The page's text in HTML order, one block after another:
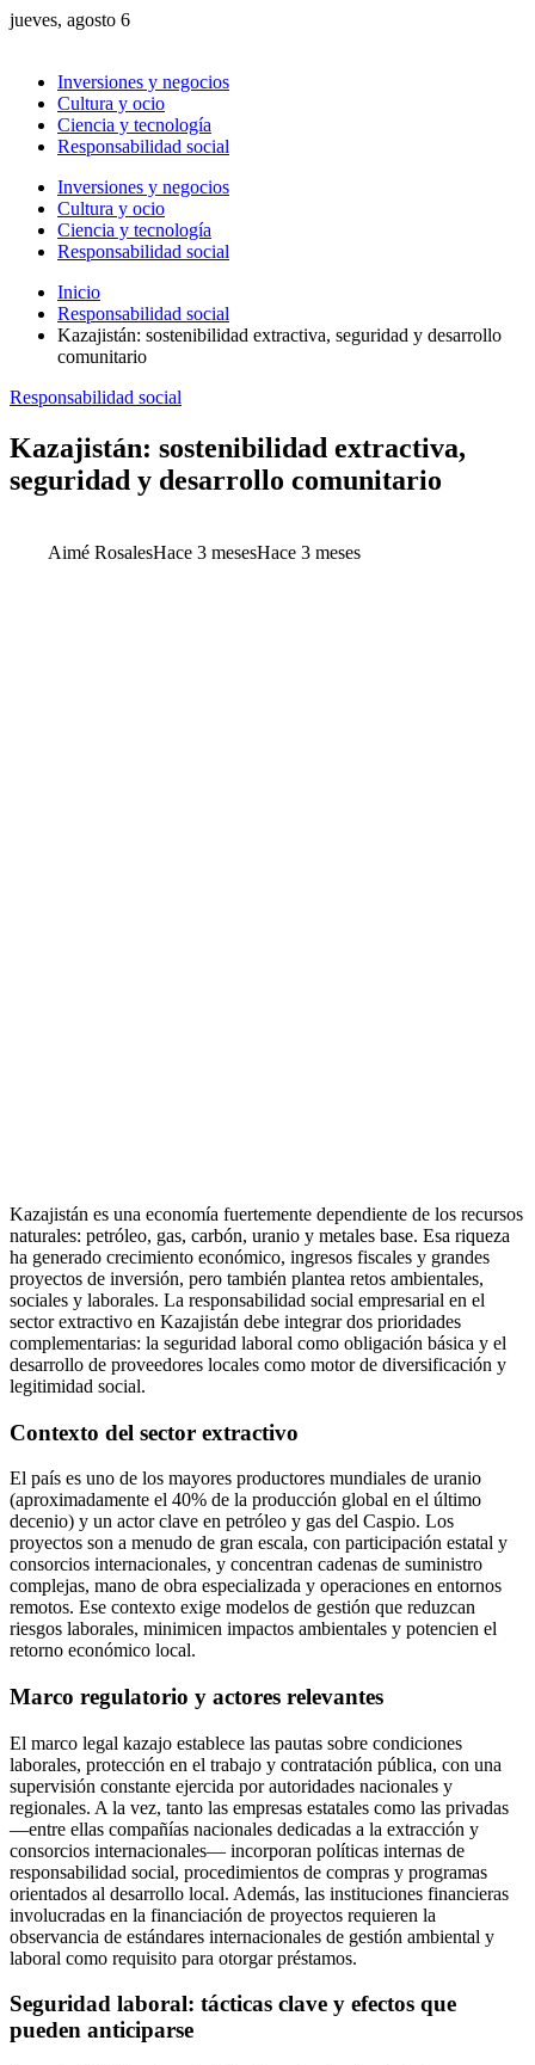
jueves, agosto 6
Inversiones y negocios
Cultura y ocio
Ciencia y tecnología
Responsabilidad social
Inversiones y negocios
Cultura y ocio
Ciencia y tecnología
Responsabilidad social
Inicio
Responsabilidad social
Kazajistán: sostenibilidad extractiva, seguridad y desarrollo
comunitario
Responsabilidad social
Kazajistán: sostenibilidad extractiva,
seguridad y desarrollo comunitario
Aimé RosalesHace 3 mesesHace 3 meses
Kazajistán es una economía fuertemente dependiente de los recursos
naturales: petróleo, gas, carbón, uranio y metales base. Esa riqueza
ha generado crecimiento económico, ingresos fiscales y grandes
proyectos de inversión, pero también plantea retos ambientales,
sociales y laborales. La responsabilidad social empresarial en el
sector extractivo en Kazajistán debe integrar dos prioridades
complementarias: la seguridad laboral como obligación básica y el
desarrollo de proveedores locales como motor de diversificación y
legitimidad social.
Contexto del sector extractivo
El país es uno de los mayores productores mundiales de uranio
(aproximadamente el 40% de la producción global en el último
decenio) y un actor clave en petróleo y gas del Caspio. Los
proyectos son a menudo de gran escala, con participación estatal y
consorcios internacionales, y concentran cadenas de suministro
complejas, mano de obra especializada y operaciones en entornos
remotos. Ese contexto exige modelos de gestión que reduzcan
riesgos laborales, minimicen impactos ambientales y potencien el
retorno económico local.
Marco regulatorio y actores relevantes
El marco legal kazajo establece las pautas sobre condiciones
laborales, protección en el trabajo y contratación pública, con una
supervisión constante ejercida por autoridades nacionales y
regionales. A la vez, tanto las empresas estatales como las privadas
—entre ellas compañías nacionales dedicadas a la extracción y
consorcios internacionales— incorporan políticas internas de
responsabilidad social, procedimientos de compras y programas
orientados al desarrollo local. Además, las instituciones financieras
involucradas en la financiación de proyectos requieren la
observancia de estándares internacionales de gestión ambiental y
laboral como requisito para otorgar préstamos.
Seguridad laboral: tácticas clave y efectos que
pueden anticiparse